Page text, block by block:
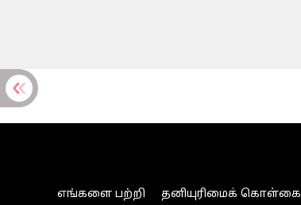
எங்களை பற்றி தனியுரிமைக் கொள்கை